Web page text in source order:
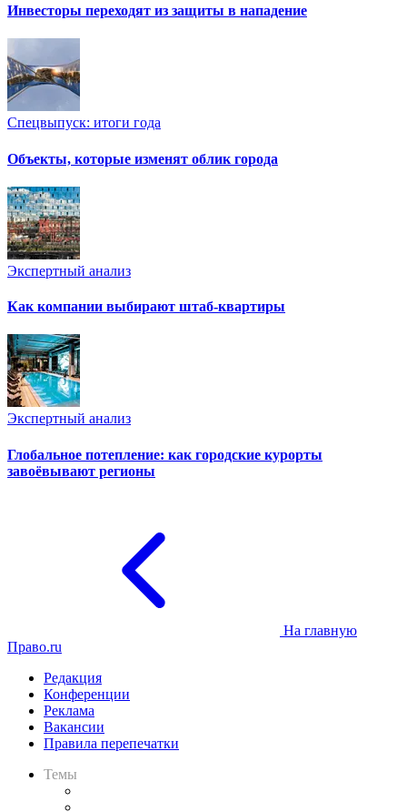
Инвесторы переходят из защиты в нападение
Спецвыпуск: итоги года
Объекты, которые изменят облик города
Экспертный анализ
Как компании выбирают штаб-квартиры
Экспертный анализ
Глобальное потепление: как городские курорты
завоёвывают регионы
На главную
Право.ru
Редакция
Конференции
Реклама
Вакансии
Правила перепечатки
Темы